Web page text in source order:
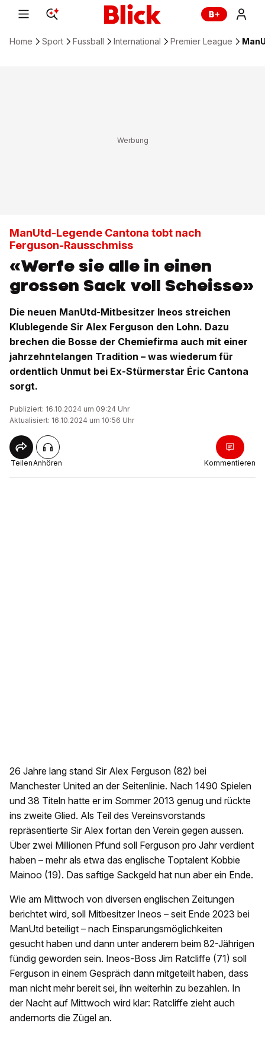
Home Sport Fussball International Premier League
ManUtd-Legende Cantona tobt nach
Ferguson-Rausschmiss
«Werfe sie alle in einen
grossen Sack voll Scheisse»
Die neuen ManUtd-Mitbesitzer Ineos streichen
Klublegende Sir Alex Ferguson den Lohn. Dazu
brechen die Bosse der Chemiefirma auch mit einer
jahrzehntelangen Tradition – was wiederum für
ordentlich Unmut bei Ex-Stürmerstar Éric Cantona
sorgt.
Publiziert: 16.10.2024 um 09:24 Uhr
Aktualisiert: 16.10.2024 um 10:56 Uhr
TeilenAnhören Kommentieren
26 Jahre lang stand Sir Alex Ferguson (82) bei
Manchester United an der Seitenlinie. Nach 1490 Spielen
und 38 Titeln hatte er im Sommer 2013 genug und rückte
ins zweite Glied. Als Teil des Vereinsvorstands
repräsentierte Sir Alex fortan den Verein gegen aussen.
Über zwei Millionen Pfund soll Ferguson pro Jahr verdient
haben – mehr als etwa das englische Toptalent Kobbie
Mainoo (19). Das saftige Sackgeld hat nun aber ein Ende.
Wie am Mittwoch von diversen englischen Zeitungen
berichtet wird, soll Mitbesitzer Ineos – seit Ende 2023 bei
ManUtd beteiligt – nach Einsparungsmöglichkeiten
gesucht haben und dann unter anderem beim 82-Jährigen
fündig geworden sein. Ineos-Boss Jim Ratcliffe (71) soll
Ferguson in einem Gespräch dann mitgeteilt haben, dass
man nicht mehr bereit sei, ihn weiterhin zu bezahlen. In
der Nacht auf Mittwoch wird klar: Ratcliffe zieht auch
andernorts die Zügel an.